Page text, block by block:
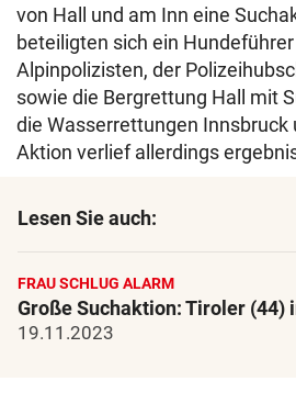
von Hall und am Inn eine
beteiligten sich ein
Alpinpolizisten, der
sowie die Bergrettung Hall mit
die Wasserrettungen Innsbruck
Aktion verlief allerdings
Lesen Sie auch:
FRAU SCHLUG ALARM
Große Suchaktion: Tiroler (44)
19.11.2023